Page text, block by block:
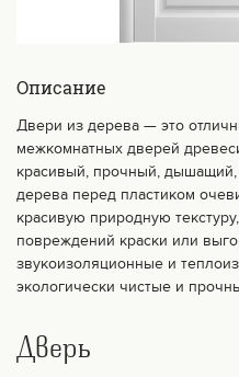
Описание
Двери из дерева — это
межкомнатных дверей
красивый, прочный,
дерева перед пластиком
красивую природную
повреждений краски или
звукоизоляционные и
экологически чистые и
Дверь